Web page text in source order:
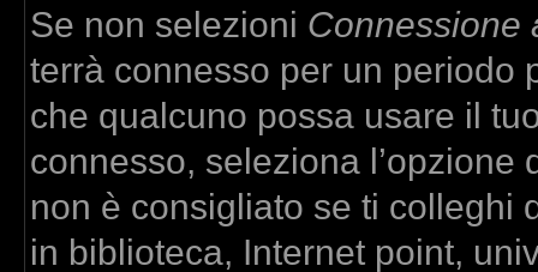
Se non selezioni Connessione
terrà connesso per un periodo
che qualcuno possa usare il
connesso, seleziona
non è consigliato se ti colleghi
in biblioteca, Internet point,